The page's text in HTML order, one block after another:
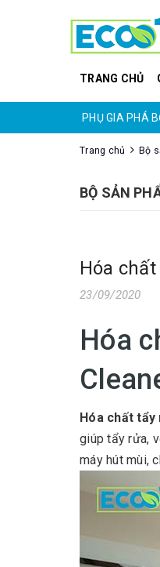
TRANG CHỦ
PHỤ GIA PHÁ
Trang chủ Bộ
BỘ SẢN
Hóa
23/09/2020
Hóa
Hóa chất tẩy
giúp tẩy rửa,
máy hút mùi,